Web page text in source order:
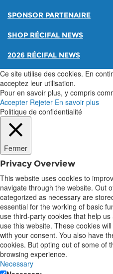
SPONSOR PARTENAIRE
SHOP RÉCIFAL NEWS
2026 RÉCIFAL NEWS
Ce site utilise des cookies. En
acceptez leur utilisation.
Pour en savoir plus, y compris
Accepter Rejeter En savoir plus
Politique de confidentialité
Fermer
Privacy Overview
This website uses cookies to
navigate through the website. Out
categorized as necessary are
essential for the working of basic
use third-party cookies that help
use this website. These cookies
with your consent. You also have
cookies. But opting out of some of
browsing experience.
Necessary